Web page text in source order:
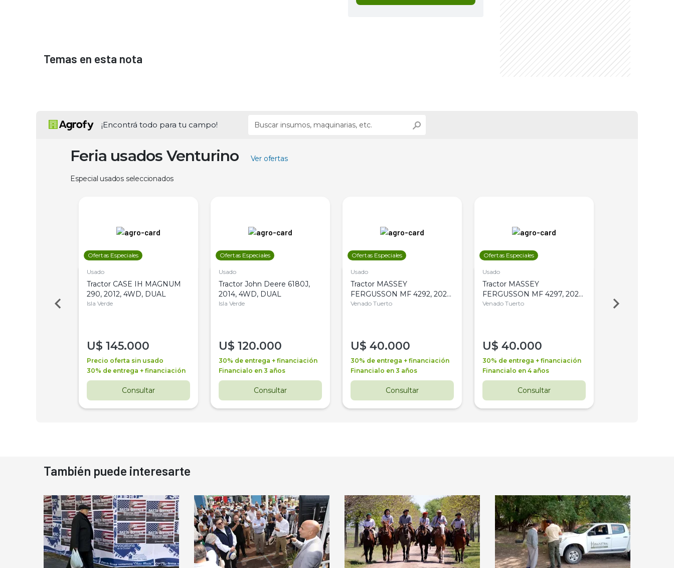
Temas en esta nota
¡Encontrá todo para tu campo!
Feria usados Venturino Ver ofertas
Especial usados seleccionados
Ofertas Especiales
Usado
Tractor CASE IH MAGNUM
290, 2012, 4WD, DUAL
Isla Verde
U$ 145.000
Precio oferta sin usado
30% de entrega + financiación
Consultar
Ofertas Especiales
Usado
Tractor John Deere 6180J,
2014, 4WD, DUAL
Isla Verde
U$ 120.000
30% de entrega + financiación
Financialo en 3 años
Consultar
Ofertas Especiales
Usado
Tractor MASSEY
FERGUSSON MF 4292, 2020,
4WD, PATON
Venado Tuerto
U$ 40.000
30% de entrega + financiación
Financialo en 3 años
Consultar
Ofertas Especiales
Usado
Tractor MASSEY
FERGUSSON MF 4297, 2020,
4WD, PATON
Venado Tuerto
U$ 40.000
30% de entrega + financiación
Financialo en 4 años
Consultar
Venado Tuerto
También puede interesarte